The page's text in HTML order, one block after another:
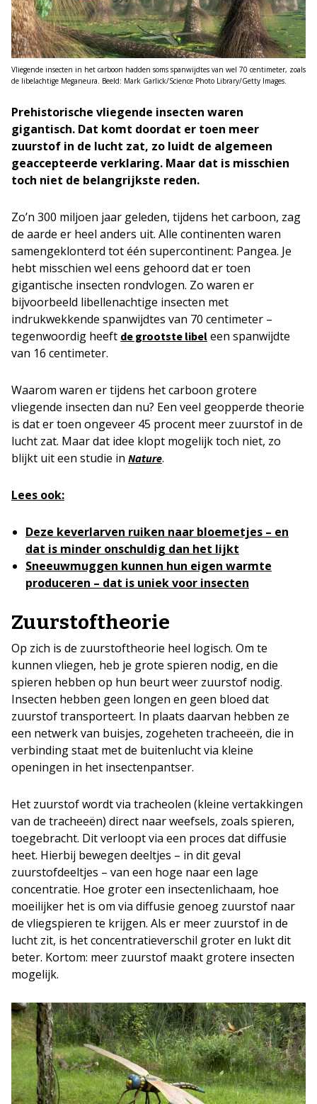
Vliegende insecten in het carboon hadden soms spanwijdtes van wel 70 centimeter, zoals
de libelachtige Meganeura. Beeld: Mark Garlick/Science Photo Library/Getty Images.
Prehistorische vliegende insecten waren
gigantisch. Dat komt doordat er toen meer
zuurstof in de lucht zat, zo luidt de algemeen
geaccepteerde verklaring. Maar dat is misschien
toch niet de belangrijkste reden.
Zo’n 300 miljoen jaar geleden, tijdens het carboon, zag
de aarde er heel anders uit. Alle continenten waren
samengeklonterd tot één supercontinent: Pangea. Je
hebt misschien wel eens gehoord dat er toen
gigantische insecten rondvlogen. Zo waren er
bijvoorbeeld libellenachtige insecten met
indrukwekkende spanwijdtes van 70 centimeter –
tegenwoordig heeft de grootste libel een spanwijdte
van 16 centimeter.
Waarom waren er tijdens het carboon grotere
vliegende insecten dan nu? Een veel geopperde theorie
is dat er toen ongeveer 45 procent meer zuurstof in de
lucht zat. Maar dat idee klopt mogelijk toch niet, zo
blijkt uit een studie in Nature.
Lees ook:
Deze keverlarven ruiken naar bloemetjes – en
dat is minder onschuldig dan het lijkt
Sneeuwmuggen kunnen hun eigen warmte
produceren – dat is uniek voor insecten
Zuurstoftheorie
Op zich is de zuurstoftheorie heel logisch. Om te
kunnen vliegen, heb je grote spieren nodig, en die
spieren hebben op hun beurt weer zuurstof nodig.
Insecten hebben geen longen en geen bloed dat
zuurstof transporteert. In plaats daarvan hebben ze
een netwerk van buisjes, zogeheten tracheeën, die in
verbinding staat met de buitenlucht via kleine
openingen in het insectenpantser.
Het zuurstof wordt via tracheolen (kleine vertakkingen
van de tracheeën) direct naar weefsels, zoals spieren,
toegebracht. Dit verloopt via een proces dat diffusie
heet. Hierbij bewegen deeltjes – in dit geval
zuurstofdeeltjes – van een hoge naar een lage
concentratie. Hoe groter een insectenlichaam, hoe
moeilijker het is om via diffusie genoeg zuurstof naar
de vliegspieren te krijgen. Als er meer zuurstof in de
lucht zit, is het concentratieverschil groter en lukt dit
beter. Kortom: meer zuurstof maakt grotere insecten
mogelijk.